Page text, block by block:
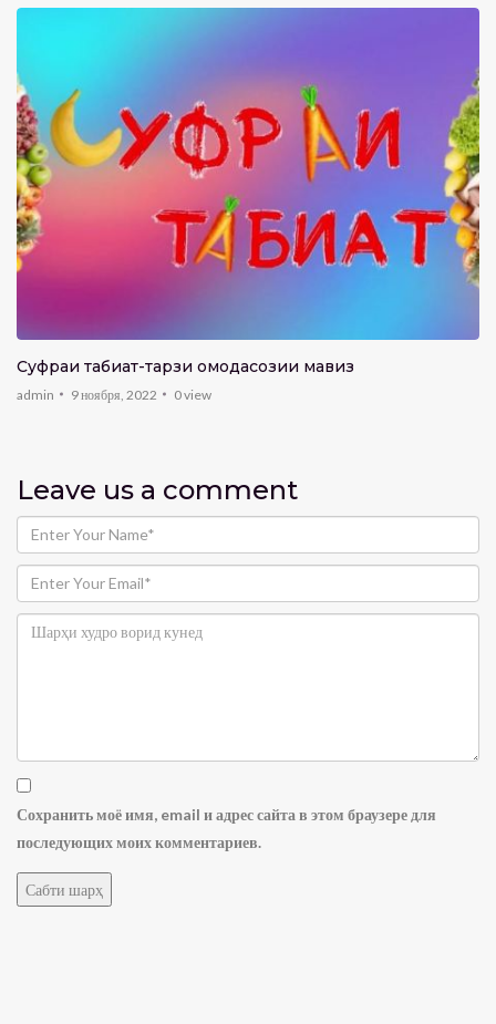
Суфраи табиат-тарзи омодасозии мавиз
admin 9 ноября, 2022 0view
Leave us a comment
Сохранить моё имя, email и адрес сайта в этом браузере для
последующих моих комментариев.